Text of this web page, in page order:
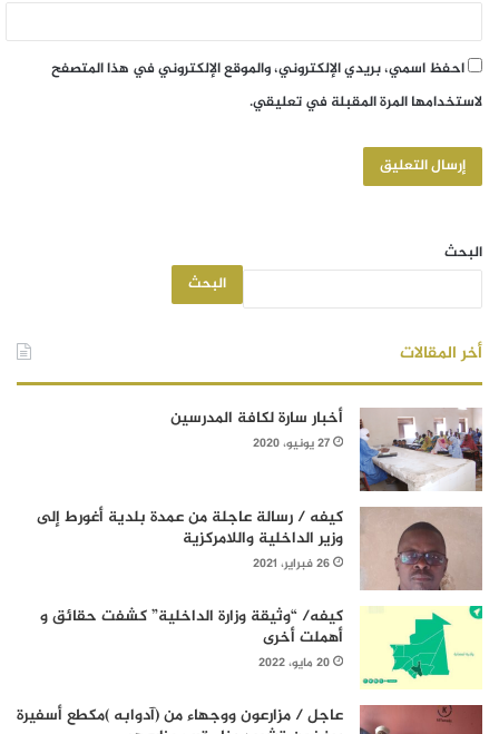
احفظ اسمي، بريدي الإلكتروني، والموقع الإلكتروني في هذا المتصفح
لاستخدامها المرة المقبلة في تعليقي.
البحث
البحث
أخر المقالات
أخبار سارة لكافة المدرسين
27 يونيو، 2020
كيفه / رسالة عاجلة من عمدة بلدية أغورط إلى
وزير الداخلية واللامركزية
26 فبراير، 2021
كيفه/ “وثيقة وزارة الداخلية” كشفت حقائق و
أهملت أخرى
20 مايو، 2022
عاجل / مزارعون ووجهاء من (آدوابه )مكطع أسفيرة